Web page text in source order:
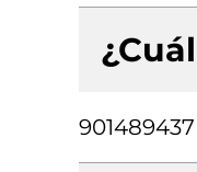
901489437